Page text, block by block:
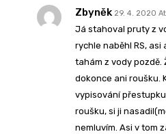
Zbyněk 29. 4. 2020
Já stahoval pruty z
rychle naběhl RS,
tahám z vody pozdě.
dokonce ani roušku.
vypisování
roušku, si ji
nemluvím. Asi v tom